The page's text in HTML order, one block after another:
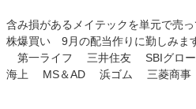
含み損があるメイテックを単元で売
株爆買い 9月の配当作りに勤しみ
第一ライフ 三井住友 SBIグ
海上 MS＆AD 浜ゴム 三菱商